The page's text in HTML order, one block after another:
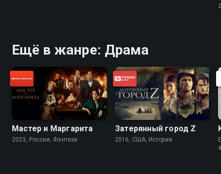
Ещё в жанре: Драма
Мастер и Маргарита
2023, Россия, Фэнтези
Затерянный город Z
2016, США, История